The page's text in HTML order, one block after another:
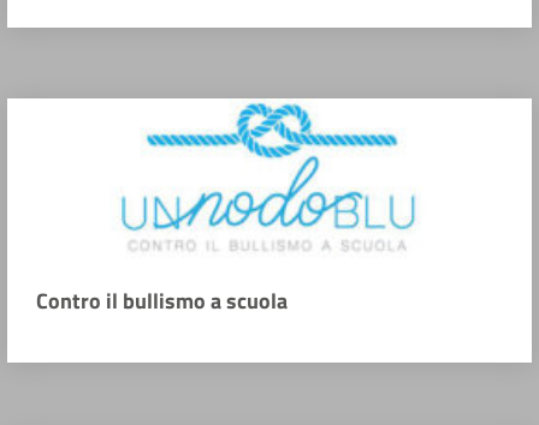
Contro il bullismo a scuola